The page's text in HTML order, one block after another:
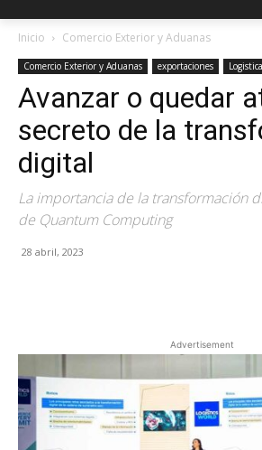
Inicio Comercio Exterior y Aduanas
Comercio Exterior y Aduanas exportaciones
Avanzar o quedar
secreto de la
digital
La importancia de la transformación
de Quantum Computing
28 abril, 2023
Advertisement